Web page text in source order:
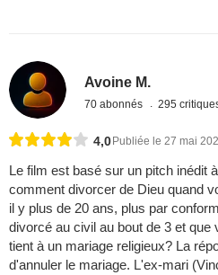
Avoine M.
70 abonnés 295
4,0 Publiée le 27 mai
Le film est basé sur un pitch inédit
comment divorcer de Dieu quand
il y plus de 20 ans, plus par
divorcé au civil au bout de 3 et que
tient à un mariage religieux? La
d'annuler le mariage. L'ex-mari